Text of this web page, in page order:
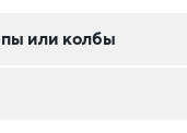
или колбы